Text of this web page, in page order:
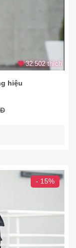
32.502 thích
hiệu
- 15%